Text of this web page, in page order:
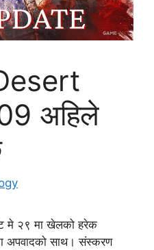
अहिले
मे २९ मा खेलको हरेक
अपवादको साथ। संस्करण